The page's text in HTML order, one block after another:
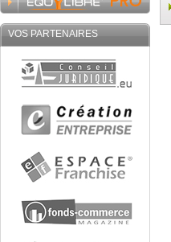
VOS PARTENAIRES